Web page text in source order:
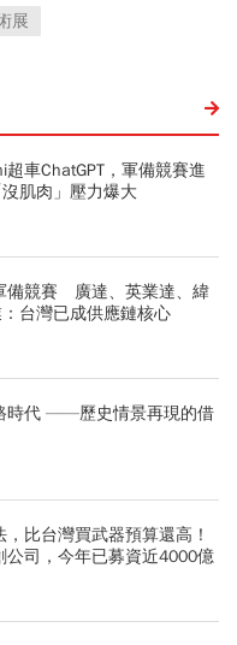
展
車ChatGPT，軍備競賽進
肌肉」壓力爆大
備競賽 廣達、英業達、緯
台灣已成供應鏈核心
時代 ——歷史情景再現的借
比台灣買武器預算還高！
公司，今年已募資近4000億